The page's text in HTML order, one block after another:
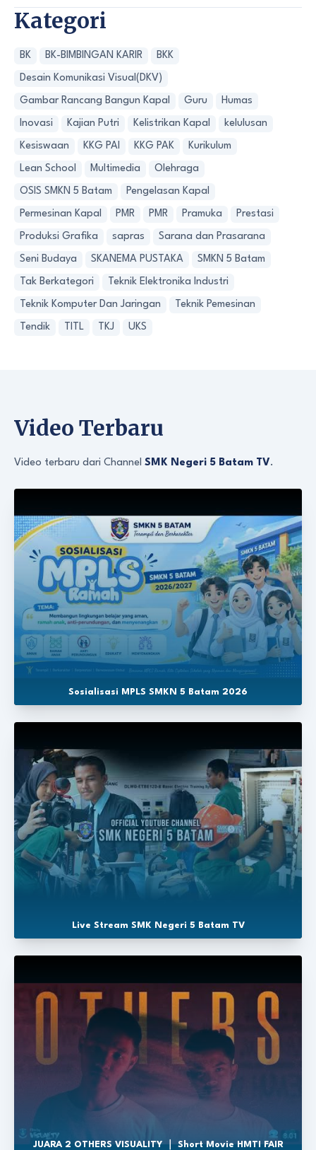
Kategori
BK BK-BIMBINGAN KARIR BKK
Desain Komunikasi Visual(DKV)
Gambar Rancang Bangun Kapal Guru Humas
Inovasi Kajian Putri Kelistrikan Kapal kelulusan
Kesiswaan KKG PAI KKG PAK Kurikulum
Lean School Multimedia Olehraga
OSIS SMKN 5 Batam Pengelasan Kapal
Permesinan Kapal PMR PMR Pramuka Prestasi
Produksi Grafika sapras Sarana dan Prasarana
Seni Budaya SKANEMA PUSTAKA SMKN 5 Batam
Tak Berkategori Teknik Elektronika Industri
Teknik Komputer Dan Jaringan Teknik Pemesinan
Tendik TITL TKJ UKS
Video Terbaru
Video terbaru dari Channel SMK Negeri 5 Batam TV.
Sosialisasi MPLS SMKN 5 Batam 2026
Live Stream SMK Negeri 5 Batam TV
JUARA 2 OTHERS VISUALITY ｜ Short Movie HMTI FAIR